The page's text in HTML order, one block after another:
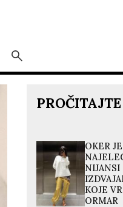
PROČITAJTE
OKER
NIJANSI
KOJE
ORMAR